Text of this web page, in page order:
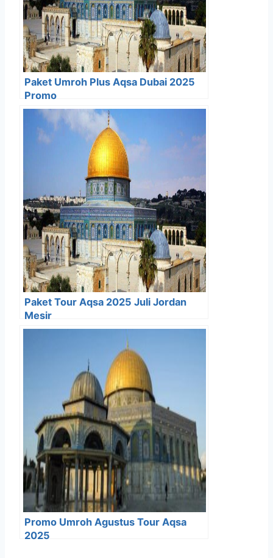
Paket Umroh Plus Aqsa Dubai 2025
Promo
Paket Tour Aqsa 2025 Juli Jordan
Mesir
Promo Umroh Agustus Tour Aqsa
2025